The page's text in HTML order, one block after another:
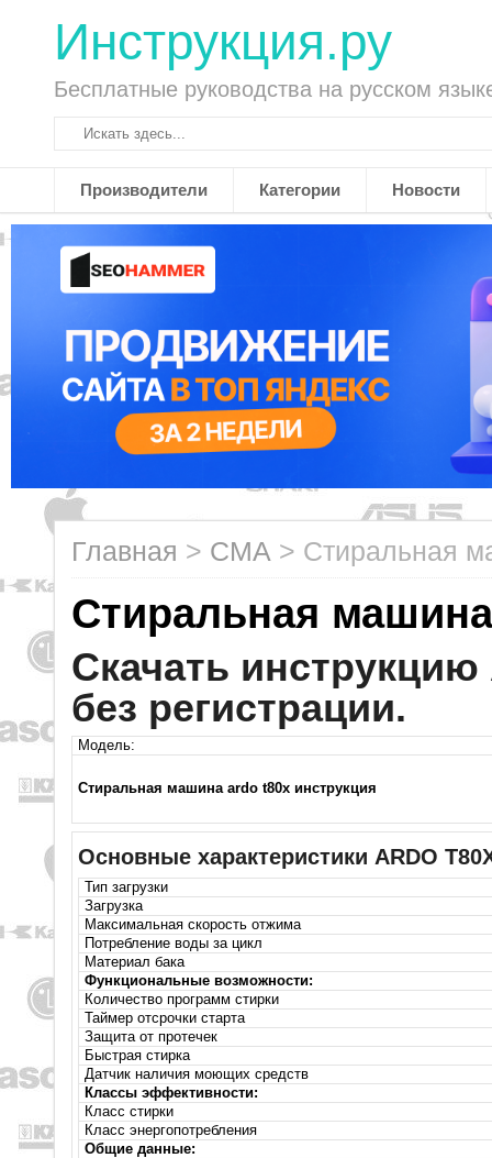
Инструкция.ру
Бесплатные руководства на русском
Производители Категории Новости
Главная > СМА > Cтиральная
Cтиральная
Скачать инструкцию
без регистрации.
Модель:
Стиральная машина ardo t80x инструкция
Основные характеристики ARDO
Тип загрузки
Загрузка
Максимальная скорость отжима
Потребление воды за цикл
Материал бака
Функциональные возможности:
Количество программ стирки
Таймер отсрочки старта
Защита от протечек
Быстрая стирка
Датчик наличия моющих средств
Классы эффективности:
Класс стирки
Класс энергопотребления
Общие данные: